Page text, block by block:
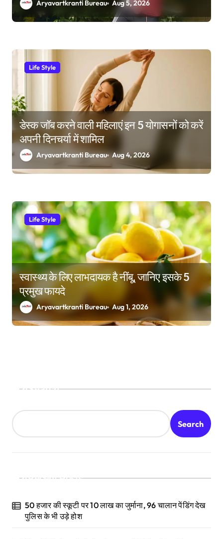
Aryavartkranti Bureau Aug 5, 2026
Life Style
डेस्क जॉब करने वाली महिलाएं इन 5 योगासनों को करें
अपनी दिनचर्या में शामिल
Aryavartkranti Bureau Aug 4, 2026
Life Style
स्वास्थ्य के लिए लाभदायक है नींबू, जानिए इसके 5
प्रमुख फायदे
Aryavartkranti Bureau Aug 1, 2026
Search
Search
Recent Posts
50 हजार की स्कूटी पर 10 लाख का जुर्माना, 96 चालान पेंडिंग देख
पुलिस के भी उड़े होश